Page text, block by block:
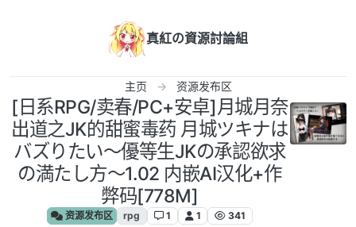
真紅の資源討論組
主页 资源发布区
[日系RPG/卖春/PC+安卓]月城月奈
出道之JK的甜蜜毒药 月城ツキナは
バズりたい～優等生JKの承認欲求
の満たし方～1.02 内嵌AI汉化+作
弊码[778M]
资源发布区 rpg 1 1 341